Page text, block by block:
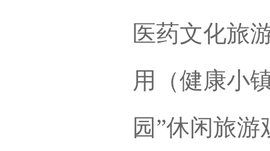
医药文化旅
用（健康小
园”休闲旅